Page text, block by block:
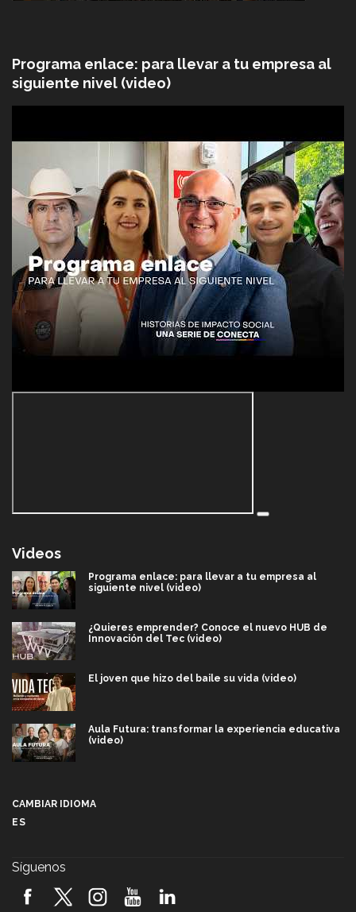
Programa enlace: para llevar a tu empresa al
siguiente nivel (video)
Videos
Programa enlace: para llevar a tu empresa al
siguiente nivel (video)
¿Quieres emprender? Conoce el nuevo HUB de
Innovación del Tec (video)
El joven que hizo del baile su vida (video)
Aula Futura: transformar la experiencia educativa
(video)
2026! (video)
CAMBIAR IDIOMA
ES
Síguenos